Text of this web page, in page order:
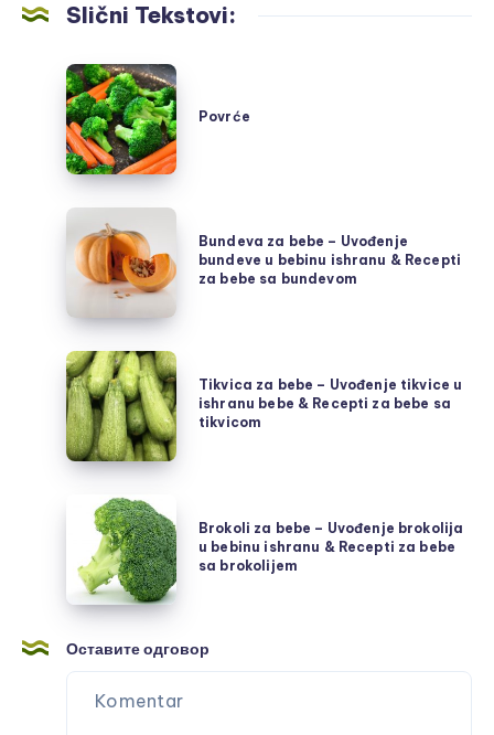
Slični Tekstovi:
Povrće
Povrće
Bundeva
za
bebe
Uvođenje
bundeve
u
bebinu
ishranu
Recepti
bebe
sa
bundevom
Bundeva za bebe – Uvođenje
bundeve u bebinu ishranu & Recepti
za bebe sa bundevom
Tikvica
za
bebe
–
Uvođenje
tikvice
ishranu
bebe
Recepti
za
bebe
Tikvica za bebe – Uvođenje tikvice u
ishranu bebe & Recepti za bebe sa
tikvicom
Brokoli
bebe
Uvođenje
brokolija
u
bebinu
Brokoli za bebe – Uvođenje brokolija
u bebinu ishranu & Recepti za bebe
sa brokolijem
Оставите одговор